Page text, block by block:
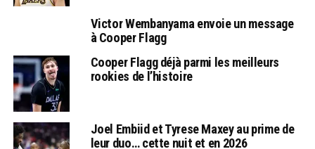
Victor Wembanyama envoie un message
à Cooper Flagg
Cooper Flagg déjà parmi les meilleurs
rookies de l’histoire
Joel Embiid et Tyrese Maxey au prime de
leur duo… cette nuit et en 2026